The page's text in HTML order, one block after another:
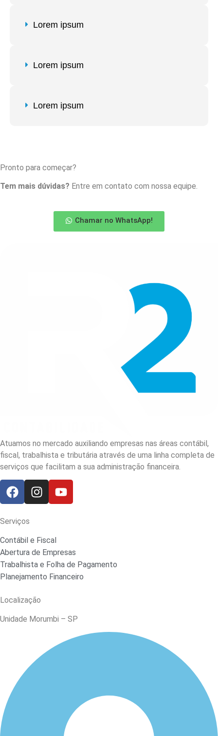
Lorem ipsum
Lorem ipsum
Lorem ipsum
Pronto para começar?
Tem mais dúvidas? Entre em contato com nossa equipe.
Chamar no WhatsApp!
Atuamos no mercado auxiliando empresas nas áreas contábil,
fiscal, trabalhista e tributária através de uma linha completa de
serviços que facilitam a sua administração financeira.
Serviços
Contábil e Fiscal
Abertura de Empresas
Trabalhista e Folha de Pagamento
Planejamento Financeiro
Localização
Unidade Morumbi – SP